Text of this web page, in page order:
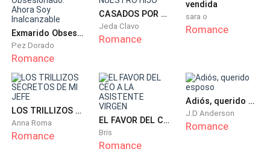
comenzaba a ganar popularidad. Él era novio de
Mauricio, un importante estilista que había ganado
una pequeña fortuna promocionando tratamientos
faciales masculinos usando como modelo a un
importante abogado de la ciudad.
-Juli debes volver a casa. Ya sabes lo que puede
ocurrir. Solo quiero que pienses en lo que deseas.
Normalmente una persona tiene mucho tiempo para
Exmarido Obsesionado: Ahora Soy Inalcanzable
Pez Dorado
Romance
CASADOS POR NUESTRO HIJO
Jeda Clavo
Romance
vendida
sara o
Romance
LOS TRILLIZOS SECRETOS DE MI JEFE
Anna Roma
Romance
EL FAVOR DEL CEO A LA ASISTENTE VIRGEN
Bris
Romance
Adiós, querido esposo
J.D Anderson
Romance